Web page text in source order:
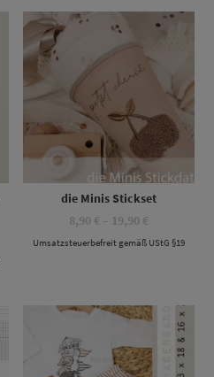
Dieses Produkt weist mehrere Varianten auf. Die Optionen können auf der Produktseite gewählt werden
die Minis Stickset
8,90 € – 19,90 €
bis
Umsatzsteuerbefreit gemäß UStG §19
Dieses Produkt weist mehrere Varianten auf. Die Optionen können auf der Produktseite gewählt werden